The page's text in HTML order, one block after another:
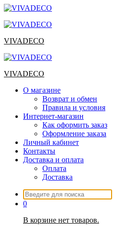
Перейти
содержимому
VIVADECO
VIVADECO
О магазине
Возврат и обмен
Правила и условия
Интернет-магазин
Как оформить заказ
Оформление заказа
Личный кабинет
Контакты
Доставка и оплата
Оплата
Доставка
Искать:
0
В корзине нет товаров.